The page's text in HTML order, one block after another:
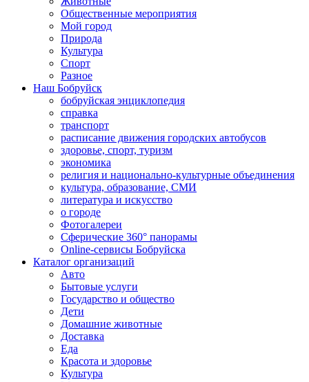
Общественные мероприятия
Мой город
Природа
Культура
Спорт
Разное
Наш Бобруйск
бобруйская энциклопедия
справка
транспорт
расписание движения городских автобусов
здоровье, спорт, туризм
экономика
религия и национально-культурные объединения
культура, образование, СМИ
литература и искусство
о городе
Фотогалереи
Сферические 360° панорамы
Online-сервисы Бобруйска
Каталог организаций
Авто
Бытовые услуги
Государство и общество
Дети
Домашние животные
Доставка
Еда
Красота и здоровье
Культура